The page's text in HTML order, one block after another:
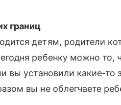
границ
детям, родители
ребенку можно то,
вы установили какие-то
вы не облегчаете